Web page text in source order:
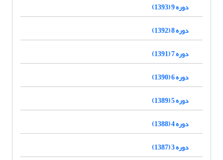
دوره 9 (1393)
دوره 8 (1392)
دوره 7 (1391)
دوره 6 (1390)
دوره 5 (1389)
دوره 4 (1388)
دوره 3 (1387)